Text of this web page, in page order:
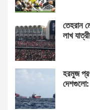
তেহরান
লাখ
হরমুজ
দেশগুলো: